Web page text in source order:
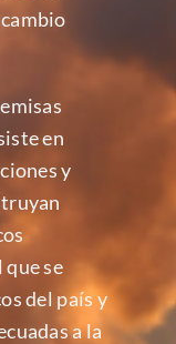
en
y
se
del país y
a la